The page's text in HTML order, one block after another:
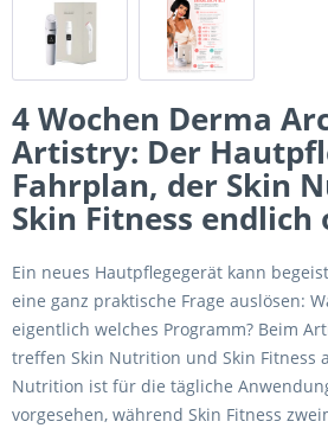
4 Wochen Derma
Artistry: Der
Fahrplan, der Skin
Skin Fitness endlich
Ein neues Hautpflegegerät kann
eine ganz praktische Frage auslösen:
eigentlich welches Programm? Beim
treffen Skin Nutrition und Skin Fitness
Nutrition ist für die tägliche
vorgesehen, während Skin Fitness